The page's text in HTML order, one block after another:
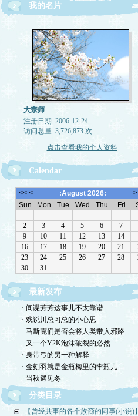
我的名片
大宗师
注册日期: 2006-12-24
访问总量: 3,726,873 次
点击查看我的个人资料
Calendar
最新发布
· 间谍芳芳这事儿不太靠谱
· 戏说川总习总的小心思
· 马斯克们是否会将人类带入邪路
· 又一个Y2K泡沫破裂的必然
· 身带弓的另一种解释
· 金刻羽就是金瓶梅里的李瓶儿
· 当秋遇见冬
分类目录
【曾经共事的各个族裔的同事(小说)】